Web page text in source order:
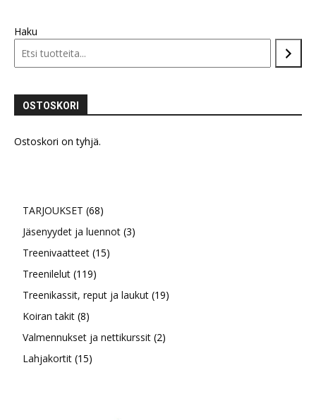
sivulla.
Haku
OSTOSKORI
Ostoskori on tyhjä.
TARJOUKSET 6868
tuotetta
Jäsenyydet ja luennot 33
Treenivaatteet 1515
Treenilelut 119119
tuotetta
Treenikassit, reput ja laukut 1919
Koiran takit 88
tuotetta
Valmennukset ja nettikurssit 22
Lahjakortit 1515